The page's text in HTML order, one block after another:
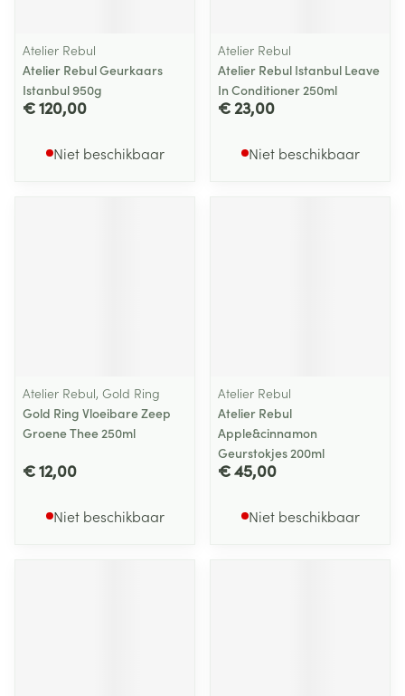
Atelier Rebul
Atelier Rebul Geurkaars
Istanbul 950g
€ 120,00
Niet beschikbaar
Atelier Rebul
Atelier Rebul Istanbul Leave
In Conditioner 250ml
€ 23,00
Niet beschikbaar
Atelier Rebul, Gold Ring
Gold Ring Vloeibare Zeep
Groene Thee 250ml
€ 12,00
Niet beschikbaar
Atelier Rebul
Atelier Rebul
Apple&cinnamon
Geurstokjes 200ml
€ 45,00
Niet beschikbaar